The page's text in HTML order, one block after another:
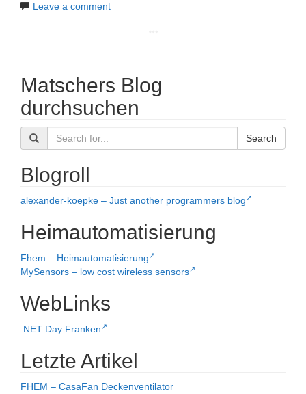
Leave a comment
Matschers Blog
durchsuchen
Search
Blogroll
alexander-koepke – Just another programmers blog
Heimautomatisierung
Fhem – Heimautomatisierung
MySensors – low cost wireless sensors
WebLinks
.NET Day Franken
Letzte Artikel
FHEM – CasaFan Deckenventilator